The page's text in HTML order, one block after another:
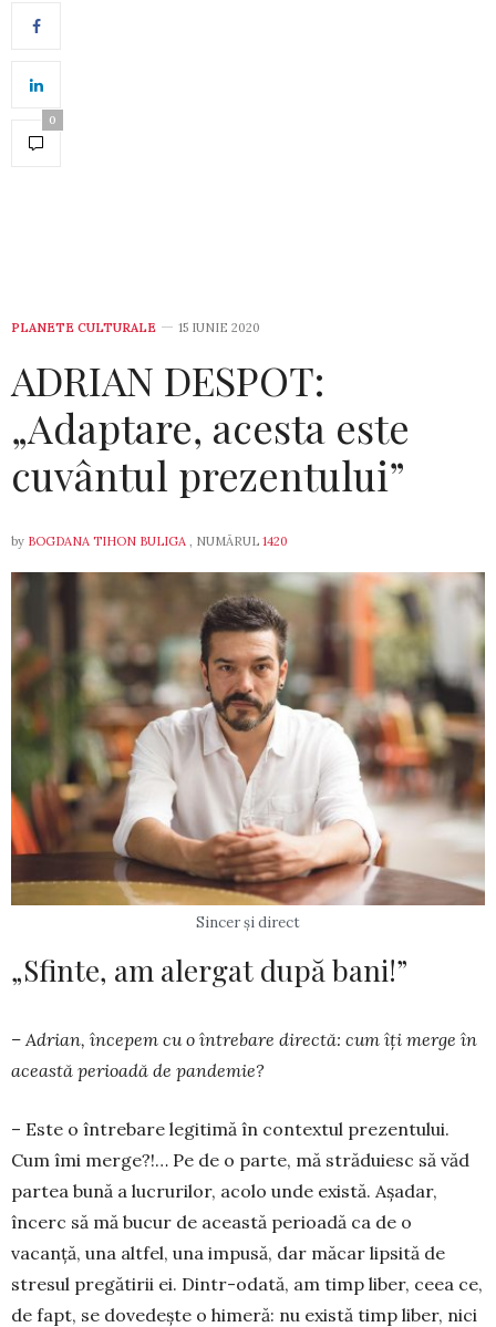
0
PLANETE CULTURALE 15 IUNIE 2020
ADRIAN DESPOT:
„Adaptare, acesta este
cuvântul prezentului”
by BOGDANA TIHON BULIGA , NUMĂRUL 1420
Sincer şi direct
„Sfinte, am alergat după bani!”
– Adrian, începem cu o întrebare directă: cum îţi merge în
această perioadă de pandemie?
– Este o întrebare legitimă în con­textul prezentului.
Cum îmi merge?!… Pe de o parte, mă străduiesc să văd
par­tea bună a lucrurilor, acolo unde există. Aşadar,
încerc să mă bucur de această perioadă ca de o
vacanţă, una altfel, una impusă, dar măcar lipsită de
stresul pregătirii ei. Dintr-odată, am timp liber, ceea ce,
de fapt, se dovedeşte o himeră: nu există timp liber, nici